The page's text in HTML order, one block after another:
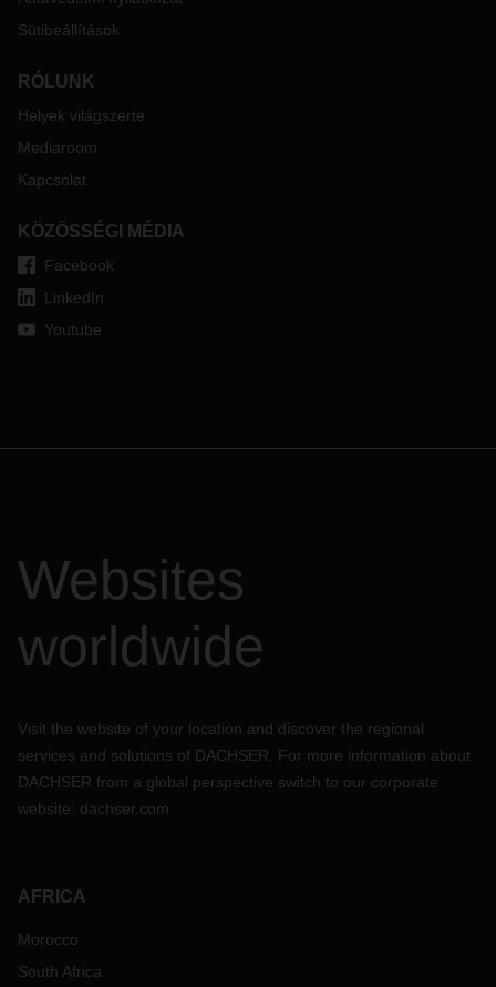
Sütibeállítások
RÓLUNK
Helyek világszerte
Mediaroom
Kapcsolat
KÖZÖSSÉGI MÉDIA
Facebook
LinkedIn
Youtube
Websites
worldwide
Visit the website of your location and discover the regional
services and solutions of DACHSER. For more information about
DACHSER from a global perspective switch to our corporate
website: dachser.com
AFRICA
Morocco
South Africa